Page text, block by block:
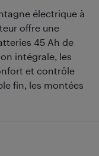
électrique à
offre une
45 Ah de
intégrale, les
et contrôle
fin, les montées